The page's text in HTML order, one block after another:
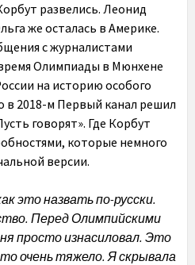
развелись. Леонид
же осталась в Америке.
с журналистами
Олимпиады в Мюнхене
на историю особого
в 2018-м Первый канал решил
говорят». Где Корбут
которые немного
версии.
это назвать по-русски.
Перед Олимпийскими
просто изнасиловал. Это
очень тяжело. Я скрывала